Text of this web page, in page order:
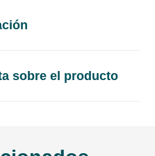
sobre el producto